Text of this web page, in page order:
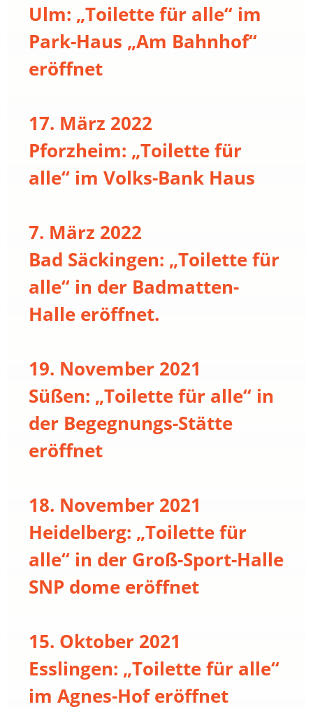
Ulm: „Toilette für alle“ im
Park-Haus „Am Bahnhof“
eröffnet
17. März 2022
Pforzheim: „Toilette für
alle“ im Volks-Bank Haus
7. März 2022
Bad Säckingen: „Toilette für
alle“ in der Badmatten-
Halle eröffnet.
19. November 2021
Süßen: „Toilette für alle“ in
der Begegnungs-Stätte
eröffnet
18. November 2021
Heidelberg: „Toilette für
alle“ in der Groß-Sport-Halle
SNP dome eröffnet
15. Oktober 2021
Esslingen: „Toilette für alle“
im Agnes-Hof eröffnet